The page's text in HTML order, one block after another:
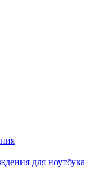
для ноутбука